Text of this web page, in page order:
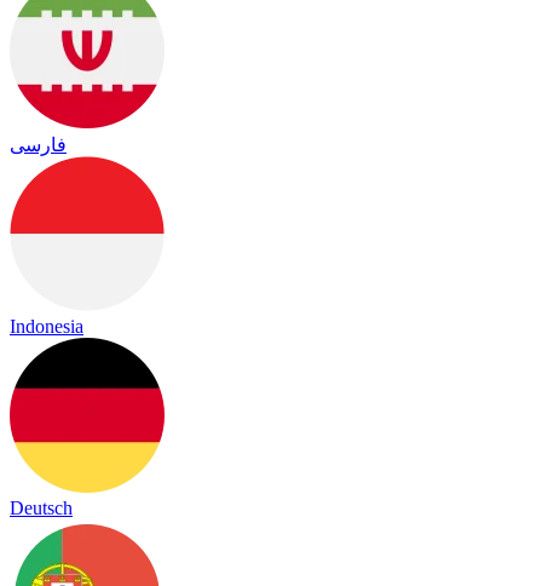
فارسی
Indonesia
Deutsch